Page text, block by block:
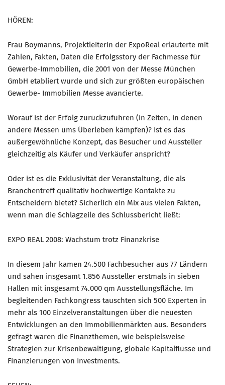
HÖREN:
Frau Boymanns, Projektleiterin der ExpoReal erläuterte mit
Zahlen, Fakten, Daten die Erfolgsstory der Fachmesse für
Gewerbe-Immobilien, die 2001 von der Messe München
GmbH etabliert wurde und sich zur größten europäischen
Gewerbe- Immobilien Messe avancierte.
Worauf ist der Erfolg zurückzuführen (in Zeiten, in denen
andere Messen ums Überleben kämpfen)? Ist es das
außergewöhnliche Konzept, das Besucher und Aussteller
gleichzeitig als Käufer und Verkäufer anspricht?
Oder ist es die Exklusivität der Veranstaltung, die als
Branchentreff qualitativ hochwertige Kontakte zu
Entscheidern bietet? Sicherlich ein Mix aus vielen Fakten,
wenn man die Schlagzeile des Schlussbericht ließt:
EXPO REAL 2008: Wachstum trotz Finanzkrise
In diesem Jahr kamen 24.500 Fachbesucher aus 77 Ländern
und sahen insgesamt 1.856 Aussteller erstmals in sieben
Hallen mit insgesamt 74.000 qm Ausstellungsfläche. Im
begleitenden Fachkongress tauschten sich 500 Experten in
mehr als 100 Einzelveranstaltungen über die neuesten
Entwicklungen an den Immobilienmärkten aus. Besonders
gefragt waren die Finanzthemen, wie beispielsweise
Strategien zur Krisenbewältigung, globale Kapitalflüsse und
Finanzierungen von Investments.